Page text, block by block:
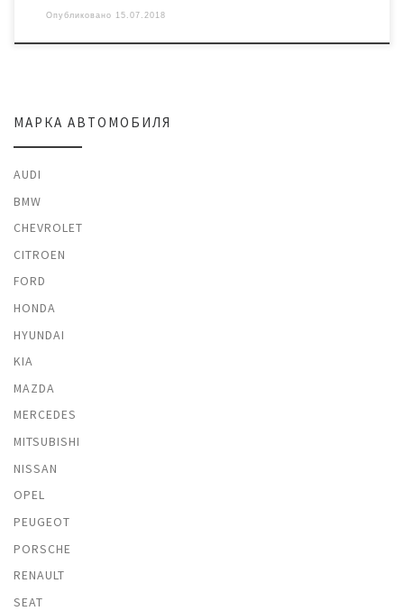
Опубликовано 15.07.2018
МАРКА АВТОМОБИЛЯ
AUDI
BMW
CHEVROLET
CITROEN
FORD
HONDA
HYUNDAI
KIA
MAZDA
MERCEDES
MITSUBISHI
NISSAN
OPEL
PEUGEOT
PORSCHE
RENAULT
SEAT